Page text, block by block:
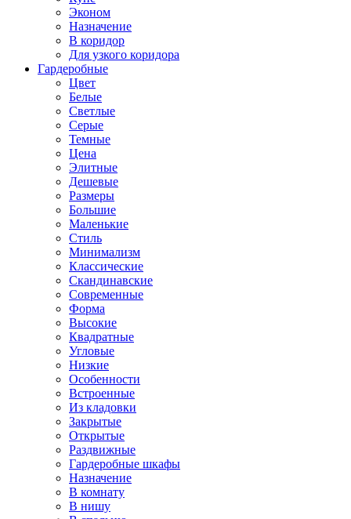
Эконом
Назначение
В коридор
Для узкого коридора
Гардеробные
Цвет
Белые
Светлые
Серые
Темные
Цена
Элитные
Дешевые
Размеры
Большие
Маленькие
Стиль
Минимализм
Классические
Скандинавские
Современные
Форма
Высокие
Квадратные
Угловые
Низкие
Особенности
Встроенные
Из кладовки
Закрытые
Открытые
Раздвижные
Гардеробные шкафы
Назначение
В комнату
В нишу